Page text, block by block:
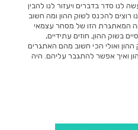
לנו סדר בדברים ויעזור לנו להבין
רוצים להכנס לשוק ההון ומה חשוב
המאתגרת הזו של מסחר עצמאי
בשוק ההון, חוזים עתידיים,
ואולי הכי חשוב מהם האתגרים
ואיך אפשר להתגבר עליהם. היה